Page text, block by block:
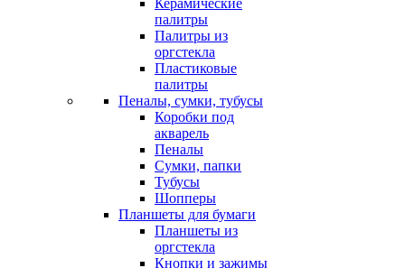
Керамические
палитры
Палитры из
оргстекла
Пластиковые
палитры
Пеналы, сумки, тубусы
Коробки под
акварель
Пеналы
Сумки, папки
Тубусы
Шопперы
Планшеты для бумаги
Планшеты из
оргстекла
Кнопки и зажимы